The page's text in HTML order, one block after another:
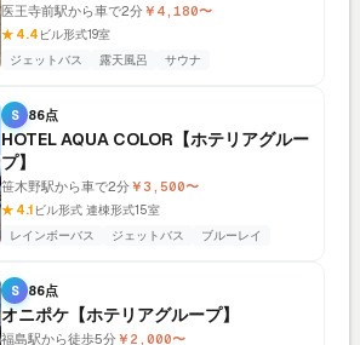
医王寺前駅から車で2分￥4,180〜
★ 4.4 ビル形式19室
ジェットバス
露天風呂 サウナ
S 86点
HOTEL AQUA COLOR【ホテリアグルー
プ】
笹木野駅から車で2分￥3,500〜
★ 4.1 ビル形式 連棟形式15室
レインボーバス
ジェットバス ブルーレイ
S 86点
オニポケ【ホテリアグループ】
福島駅から徒歩5分￥2,000〜